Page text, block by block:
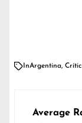
InArgentina,
Average